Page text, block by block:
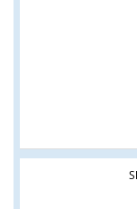
Tyto stránky jsou